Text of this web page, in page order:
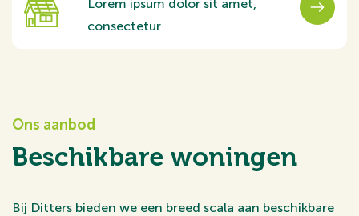
Lorem ipsum dolor sit amet,
consectetur
Ons aanbod
Beschikbare woningen
Bij Ditters bieden we een breed scala aan beschikbare